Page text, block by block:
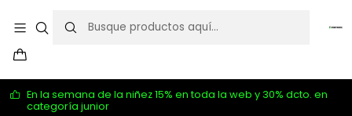
En la semana de la niñez 15% en toda la web y 30% dcto. en
categoría junior